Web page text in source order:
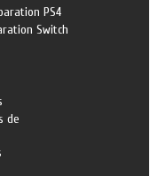
PS4
Switch
de